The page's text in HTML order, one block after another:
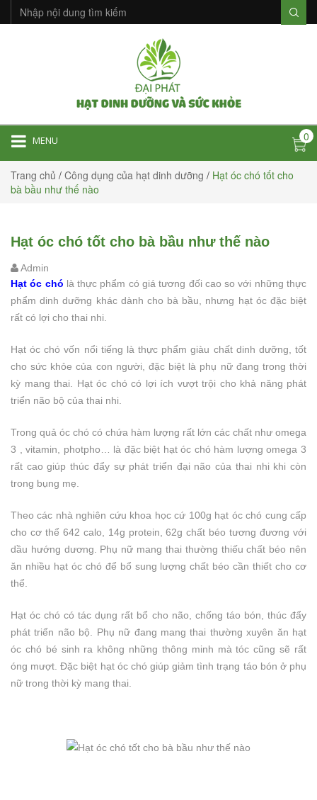
MENU 0
Trang chủ / Công dụng của hạt dinh dưỡng / Hạt óc chó tốt cho
bà bầu như thế nào
Hạt óc chó tốt cho bà bầu như thế nào
Admin
Hạt óc chó là thực phẩm có giá tương đối cao so với những thực
phẩm dinh dưỡng khác dành cho bà bầu, nhưng hạt óc đặc biệt
rất có lợi cho thai nhi.
Hạt óc chó vốn nổi tiếng là thực phẩm giàu chất dinh dưỡng, tốt
cho sức khỏe của con người, đặc biệt là phụ nữ đang trong thời
kỳ mang thai. Hạt óc chó có lợi ích vượt trội cho khả năng phát
triển não bộ của thai nhi.
Trong quả óc chó có chứa hàm lượng rất lớn các chất như omega
3 , vitamin, photpho… là đặc biệt hạt óc chó hàm lượng omega 3
rất cao giúp thúc đẩy sự phát triển đại não của thai nhi khi còn
trong bụng mẹ.
Theo các nhà nghiên cứu khoa học cứ 100g hạt óc chó cung cấp
cho cơ thể 642 calo, 14g protein, 62g chất béo tương đương với
dầu hướng dương. Phụ nữ mang thai thường thiếu chất béo nên
ăn nhiều hạt óc chó để bổ sung lượng chất béo cần thiết cho cơ
thể.
Hạt óc chó có tác dụng rất bổ cho não, chống táo bón, thúc đẩy
phát triển não bộ. Phụ nữ đang mang thai thường xuyên ăn hạt
óc chó bé sinh ra không những thông minh mà tóc cũng sẽ rất
óng mượt. Đặc biệt hạt óc chó giúp giảm tình trạng táo bón ở phụ
nữ trong thời kỳ mang thai.